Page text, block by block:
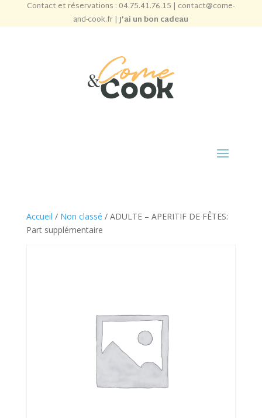
Contact et réservations : 04.75.41.76.15 | contact@come-
and-cook.fr|J’ai un bon cadeau
Accueil / Non classé / ADULTE – APERITIF DE FÊTES:
Part supplémentaire